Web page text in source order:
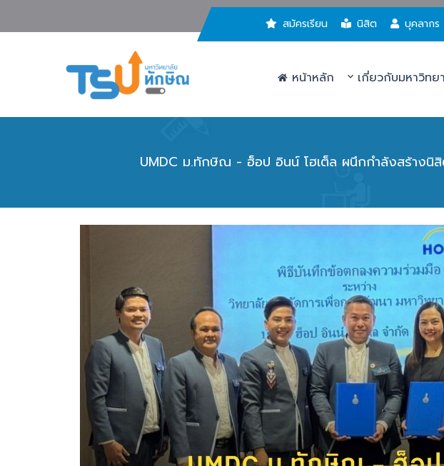
สมัครเรียน นิสิต บุคลากร
หน้าหลัก เกี่ยวกับมหาวิทย
UMDC ม.ทักษิณ - ฮ็อป อินน์ โฮเต็ล ผนึกกำลังสร้างนิ